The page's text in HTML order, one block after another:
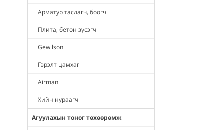
Арматур таслагч, боогч
Плита, бетон зүсэгч
Gewilson
Гэрэлт цамхаг
Airman
Хийн нураагч
Агуулахын тоног төхөөрөмж